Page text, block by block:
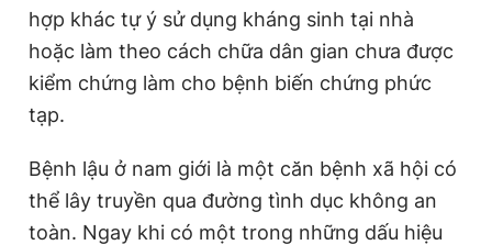
hợp khác tự ý sử dụng kháng sinh tại nhà
hoặc làm theo cách chữa dân gian chưa được
kiểm chứng làm cho bệnh biến chứng phức
tạp.
Bệnh lậu ở nam giới là một căn bệnh xã hội có
thể lây truyền qua đường tình dục không an
toàn. Ngay khi có một trong những dấu hiệu